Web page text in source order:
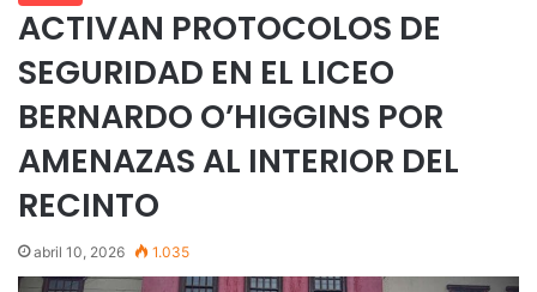
ACTIVAN PROTOCOLOS DE
SEGURIDAD EN EL LICEO
BERNARDO O’HIGGINS POR
AMENAZAS AL INTERIOR DEL
RECINTO
abril 10, 2026 1.035